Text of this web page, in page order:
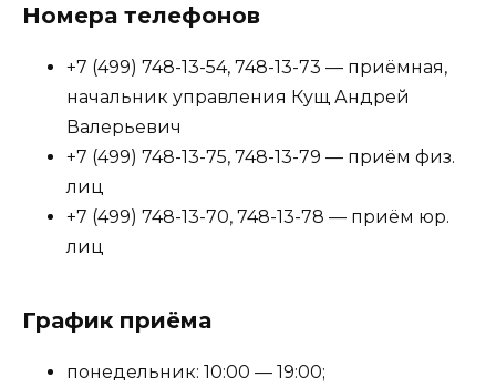
Номера телефонов
+7 (499) 748-13-54, 748-13-73 — приёмная,
начальник управления Кущ Андрей
Валерьевич
+7 (499) 748-13-75, 748-13-79 — приём физ.
лиц
+7 (499) 748-13-70, 748-13-78 — приём юр.
лиц
График приёма
понедельник: 10:00 — 19:00;